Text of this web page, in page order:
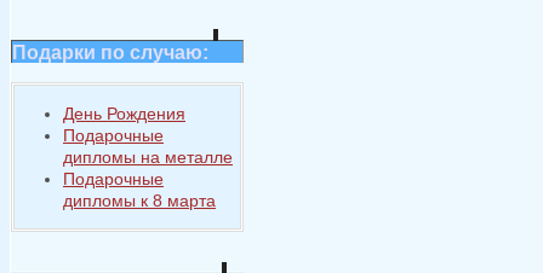
Подарки по случаю:
День Рождения
Подарочные
дипломы на металле
Подарочные
дипломы к 8 марта